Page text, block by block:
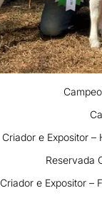
Criador e Expositor
Reservada
Criador e Expositor –